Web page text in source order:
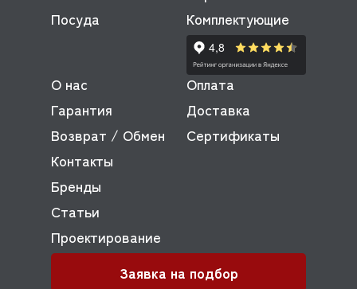
Посуда
Комплектующие
О нас
Оплата
Гарантия
Доставка
Возврат / Обмен
Сертификаты
Контакты
Бренды
Статьи
Проектирование
Заявка на подбор